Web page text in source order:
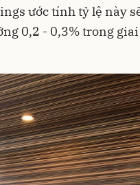
ước tính tỷ lệ này
0,2 - 0,3% trong giai